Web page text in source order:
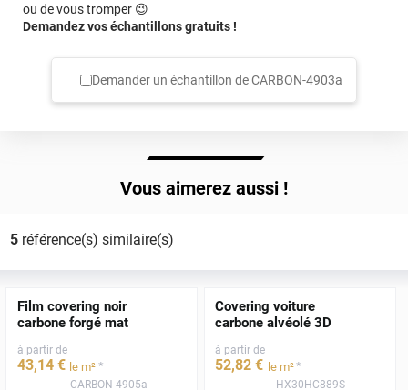
ou de vous tromper 😉
Demandez vos échantillons gratuits !
Demander un échantillon deCARBON-4903a
Vous aimerez aussi !
5référence(s) similaire(s)
Film covering noir
carbone forgé mat
à partir de
43,14 € le m² *
CARBON-4905a
Covering voiture
carbone alvéolé 3D
à partir de
52,82 € le m²*
HX30HC889S